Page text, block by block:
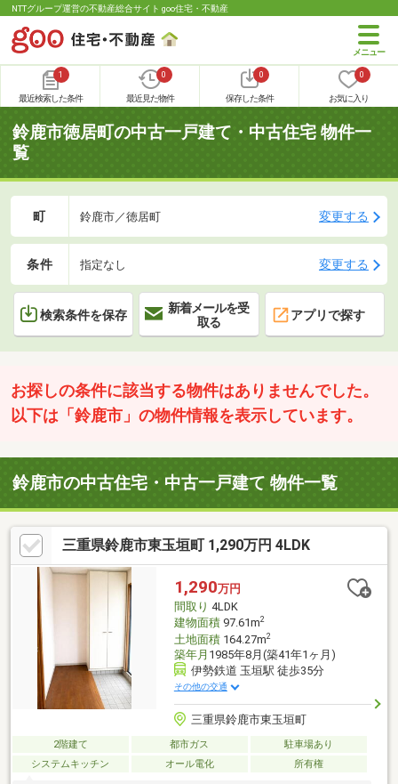
NTTグループ運営の不動産総合サイト goo住宅・不動産
1
最近検索した条件
0
最近見た物件
0
保存した条件
0
お気に入り
鈴鹿市徳居町の中古一戸建て・中古住宅 物件一
覧
町 鈴鹿市／徳居町 変更する
条件 指定なし 変更する
検索条件を保存
新着メールを受
取る
アプリで探す
お探しの条件に該当する物件はありませんでした。
以下は「鈴鹿市」の物件情報を表示しています。
鈴鹿市の中古住宅・中古一戸建て 物件一覧
三重県鈴鹿市東玉垣町 1,290万円 4LDK
1,290万円
間取り 4LDK
建物面積97.61m2
土地面積164.27m2
築年月 1985年8月(築41年1ヶ月)
伊勢鉄道 玉垣駅 徒歩35分
その他の交通
三重県鈴鹿市東玉垣町
2階建て 都市ガス
駐車場あり
システムキッチン
オール電化 所有権